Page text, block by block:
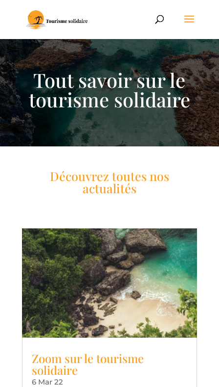
Tout savoir sur le
tourisme solidaire
Découvrez toutes nos
actualités
Zoom sur le tourisme
solidaire
6 Mar 22